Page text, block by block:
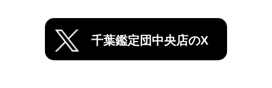
千葉鑑定団中央店のX